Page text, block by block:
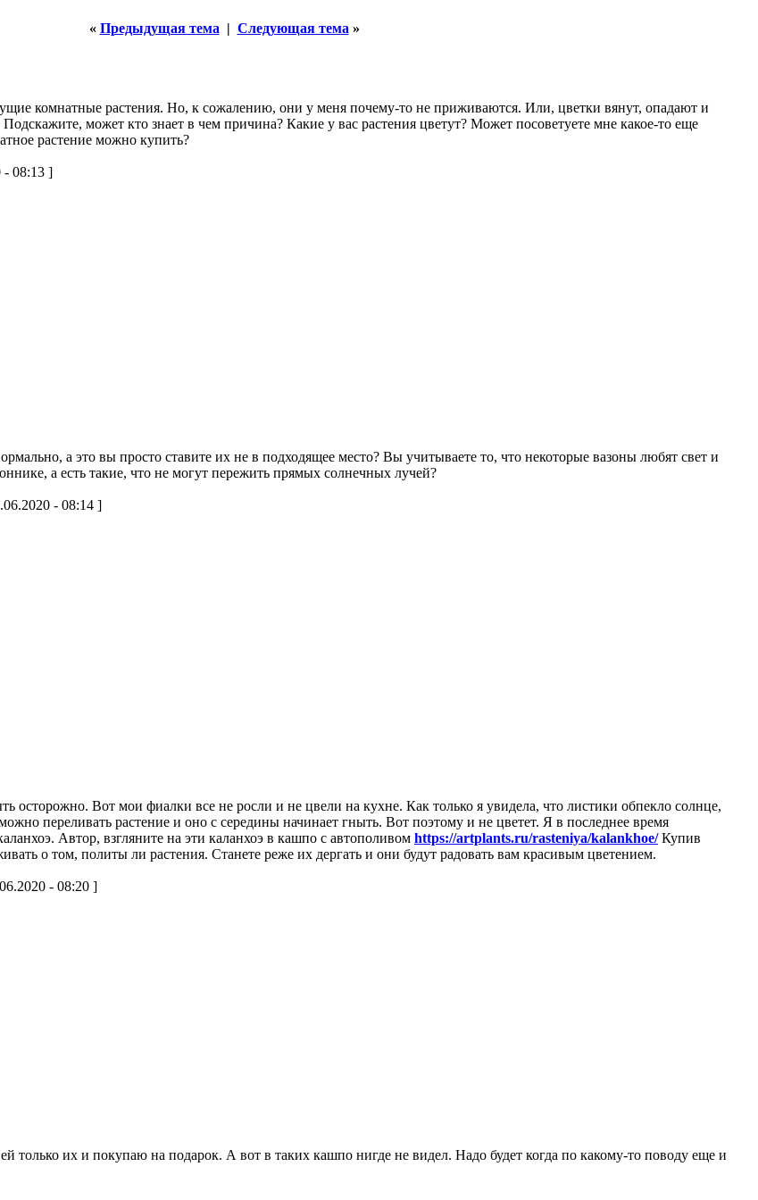
« Предыдущая тема | Следующая тема »
комнатные растения. Но, к сожалению, они у меня почему-то не приживаются. Или, цветки вянут, опадают и
может кто знает в чем причина? Какие у вас растения цветут? Может посоветуете мне какое-то еще
растение можно купить?
- 08:13 ]
а это вы просто ставите их не в подходящее место? Вы учитываете то, что некоторые вазоны любят свет и
а есть такие, что не могут пережить прямых солнечных лучей?
- 08:14 ]
осторожно. Вот мои фиалки все не росли и не цвели на кухне. Как только я увидела, что листики обпекло солнце,
переливать растение и оно с середины начинает гныть. Вот поэтому и не цветет. Я в последнее время
Автор, взгляните на эти каланхоэ в кашпо с автополивом https://artplants.ru/rasteniya/kalankhoe/Купив
о том, политы ли растения. Станете реже их дергать и они будут радовать вам красивым цветением.
- 08:20 ]
только их и покупаю на подарок. А вот в таких кашпо нигде не видел. Надо будет когда по какому-то поводу еще и